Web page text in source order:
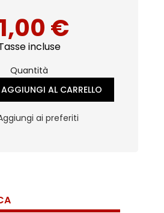
€
incluse
Quantità
AGGIUNGI AL CARRELLO
ai preferiti